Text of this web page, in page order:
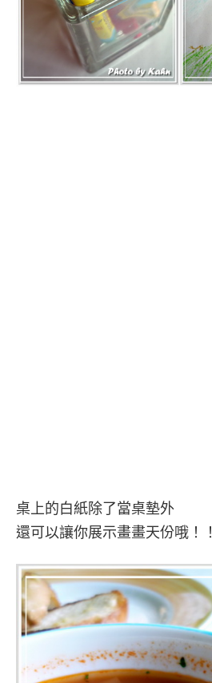
桌上的白紙除了當桌墊外
還可以讓你展示畫畫天份哦！！